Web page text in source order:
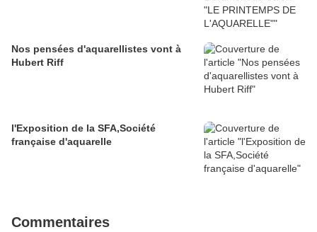
Nos pensées d'aquarellistes vont à
Hubert Riff
l'Exposition de la SFA,Société
française d'aquarelle
Commentaires